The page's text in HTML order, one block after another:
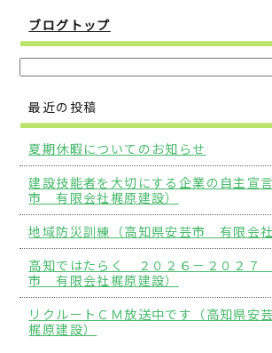
ブログトップ
最近の投稿
夏期休暇についてのお知らせ
建設技能者を大切にする企業の自主宣
市 有限会社梶原建設）
地域防災訓練（高知県安芸市 有限会社
高知ではたらく ２０２６－２０２７
市 有限会社梶原建設）
リクルートＣＭ放送中です（高知県
梶原建設）